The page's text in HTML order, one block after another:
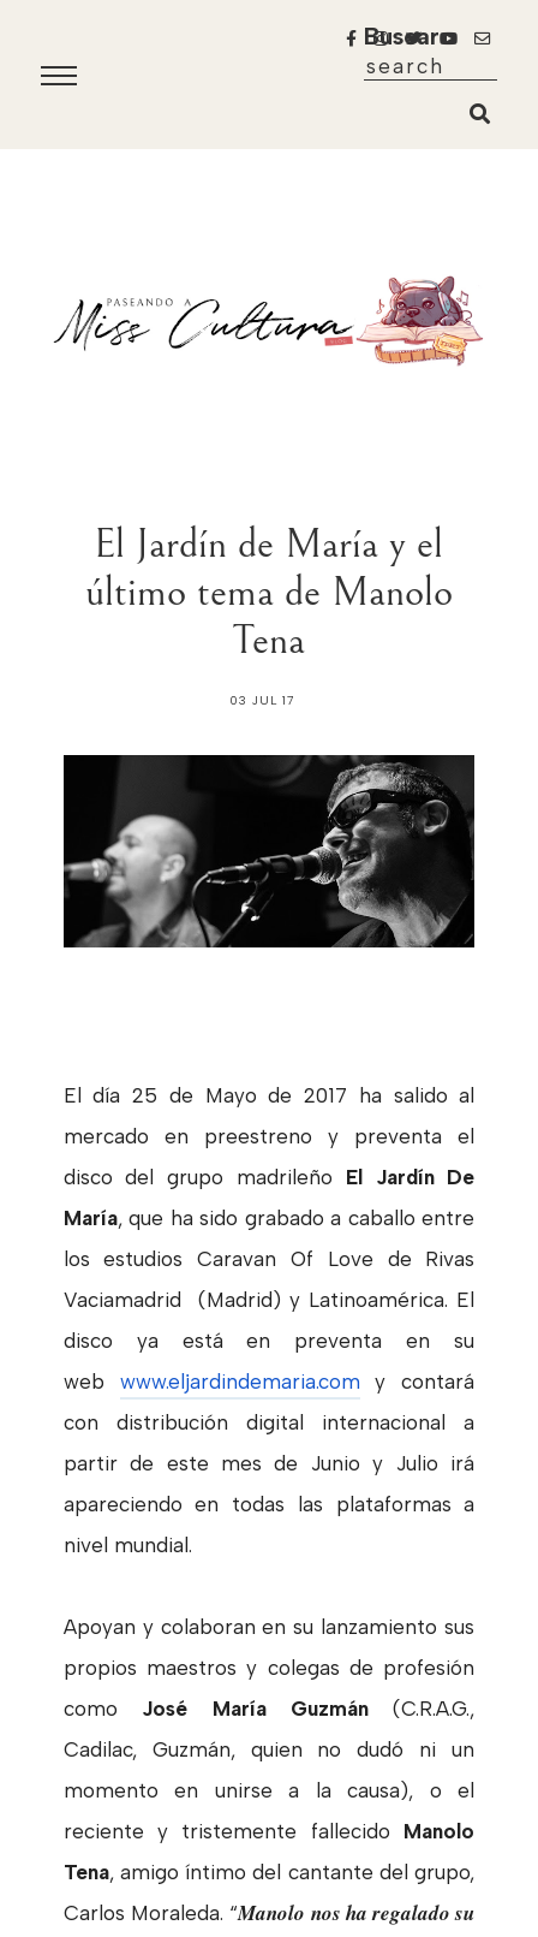
Buscar
El Jardín de María y el
último tema de Manolo
Tena
03 JUL 17
El día 25 de Mayo de 2017 ha salido al
mercado en preestreno y preventa el
disco del grupo madrileño El Jardín De
María, que ha sido grabado a caballo entre
los estudios Caravan Of Love de Rivas
Vaciamadrid (Madrid) y Latinoamérica. El
disco ya está en preventa en su
web www.eljardindemaria.com y contará
con distribución digital internacional a
partir de este mes de Junio y Julio irá
apareciendo en todas las plataformas a
nivel mundial.
Apoyan y colaboran en su lanzamiento sus
propios maestros y colegas de profesión
como José María Guzmán(C.R.A.G.,
Cadilac, Guzmán, quien no dudó ni un
momento en unirse a la causa), o el
reciente y tristemente fallecido Manolo
Tena, amigo íntimo del cantante del grupo,
Carlos Moraleda. “Manolo nos ha regalado su